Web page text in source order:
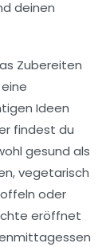
deinen
Zubereiten
Ideen
findest du
gesund als
,vegetarisch
oder
eröffnet